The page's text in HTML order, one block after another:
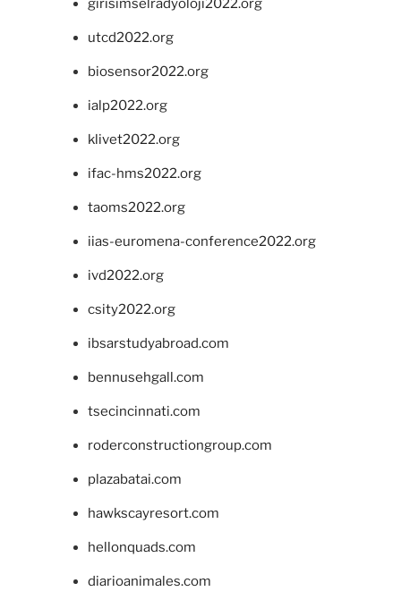
girisimselradyoloji2022.org
utcd2022.org
biosensor2022.org
ialp2022.org
klivet2022.org
ifac-hms2022.org
taoms2022.org
iias-euromena-conference2022.org
ivd2022.org
csity2022.org
ibsarstudyabroad.com
bennusehgall.com
tsecincinnati.com
roderconstructiongroup.com
plazabatai.com
hawkscayresort.com
hellonquads.com
diarioanimales.com